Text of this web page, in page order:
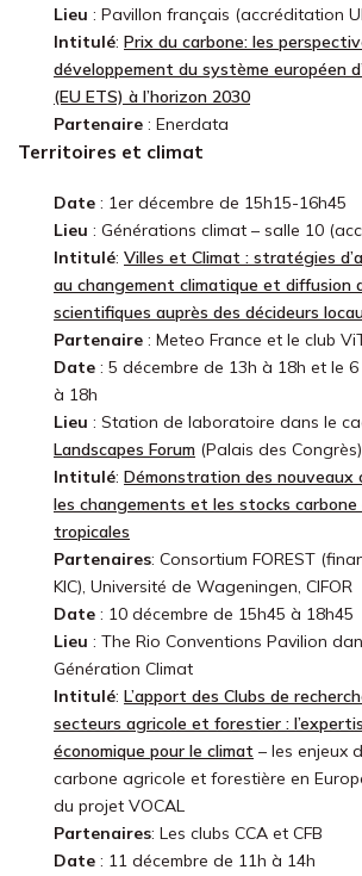
Lieu : Pavillon français (accréditation
Intitulé: Prix du carbone: les
développement du système européen
(EU ETS) à l’horizon 2030
Partenaire : Enerdata
Territoires et climat
Date : 1er décembre de 15h15-16h45
Lieu : Générations climat – salle 10
Intitulé: Villes et Climat : stratégies
au changement climatique et diffusion
scientifiques auprès des décideurs
Partenaire : Meteo France et le club
Date : 5 décembre de 13h à 18h et le
à 18h
Lieu : Station de laboratoire dans le
Landscapes Forum (Palais des Congrès)
Intitulé: Démonstration des nouveaux
les changements et les stocks
tropicales
Partenaires: Consortium FOREST
KIC), Université de Wageningen, CIFOR
Date : 10 décembre de 15h45 à 18h45
Lieu : The Rio Conventions Pavilion
Génération Climat
Intitulé: L’apport des Clubs de
secteurs agricole et forestier :
économique pour le climat – les enjeux
carbone agricole et forestière en
du projet VOCAL
Partenaires: Les clubs CCA et CFB
Date : 11 décembre de 11h à 14h